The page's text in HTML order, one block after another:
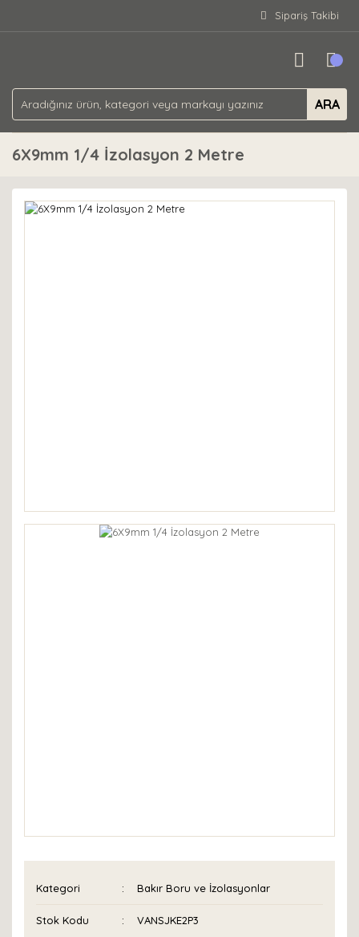
Sipariş Takibi
ARA
6X9mm 1/4 İzolasyon 2 Metre
Kategori Bakır Boru ve İzolasyonlar
Stok Kodu VANSJKE2P3